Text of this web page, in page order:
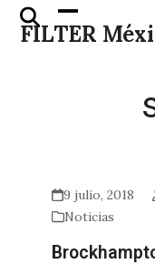
Skip
FILTER
Open
mobile
Close
mobile
9 julio, 2018
Noticias